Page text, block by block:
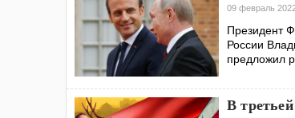
09 февраль
Президент
России
предложил
В